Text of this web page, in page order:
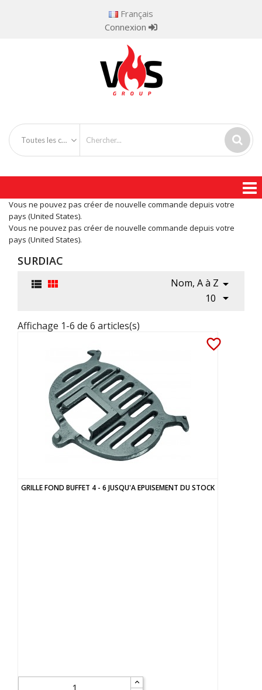
Français
Connexion
Toutes les catégories
Vous ne pouvez pas créer de nouvelle commande depuis votre
pays (United States).
Vous ne pouvez pas créer de nouvelle commande depuis votre
pays (United States).
SURDIAC
  Nom, A à Z 
10 
Affichage 1-6 de 6 articles(s)
favorite_border
GRILLE FOND BUFFET 4 - 6 JUSQU'A EPUISEMENT DU STOCK